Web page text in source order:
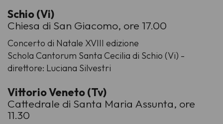
Schio (Vi)
Chiesa di San Giacomo, ore 17.00
Concerto di Natale XVIII edizione
Schola Cantorum Santa Cecilia di Schio (Vi) -
direttore: Luciana Silvestri
Vittorio Veneto (Tv)
Cattedrale di Santa Maria Assunta, ore
11.30